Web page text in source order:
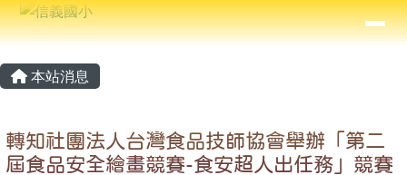
跳至主內容區
信義國小
⏸
導覽列
主內容區域
本站消息
轉知社團法人台灣食品技師協會舉辦「第二
屆食品安全繪畫競賽-食安超人出任務」競賽
頁尾區域